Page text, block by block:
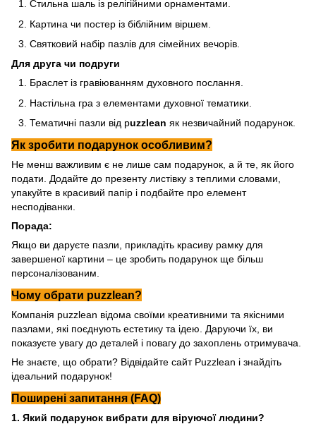
Стильна шаль із релігійними орнаментами.
Картина чи постер із біблійним віршем.
Святковий набір пазлів для сімейних вечорів.
Для друга чи подруги
Браслет із гравіюванням духовного послання.
Настільна гра з елементами духовної тематики.
Тематичні пазли від puzzlean як незвичайний подарунок.
Як зробити подарунок особливим?
Не менш важливим є не лише сам подарунок, а й те, як його
подати. Додайте до презенту листівку з теплими словами,
упакуйте в красивий папір і подбайте про елемент
несподіванки.
Порада:
Якщо ви даруєте пазли, прикладіть красиву рамку для
завершеної картини – це зробить подарунок ще більш
персоналізованим.
Чому обрати puzzlean?
Компанія puzzlean відома своїми креативними та якісними
пазлами, які поєднують естетику та ідею. Даруючи їх, ви
показуєте увагу до деталей і повагу до захоплень отримувача.
Не знаєте, що обрати? Відвідайте сайт Puzzlean і знайдіть
ідеальний подарунок!
Поширені запитання (FAQ)
1. Який подарунок вибрати для віруючої людини?